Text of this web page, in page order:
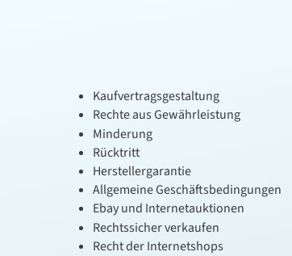
Kaufvertragsgestaltung
Rechte aus Gewährleistung
Minderung
Rücktritt
Herstellergarantie
Allgemeine Geschäftsbedingungen
Ebay und Internetauktionen
Rechtssicher verkaufen
Recht der Internetshops